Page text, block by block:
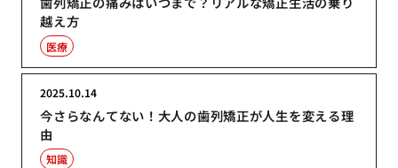
越え方
医療
今さらなんてない！大人の歯列矯正が人生を変える理
由
2025.10.14
知識